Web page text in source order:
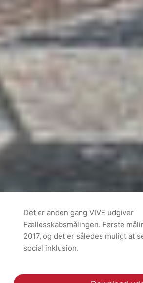
Det er anden gang VIVE udgiver
Fællesskabsmålingen. Første
2017, og det er således muligt at
social inklusion.